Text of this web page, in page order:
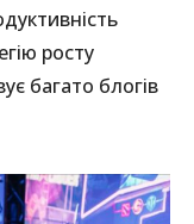
росту
багато блогів